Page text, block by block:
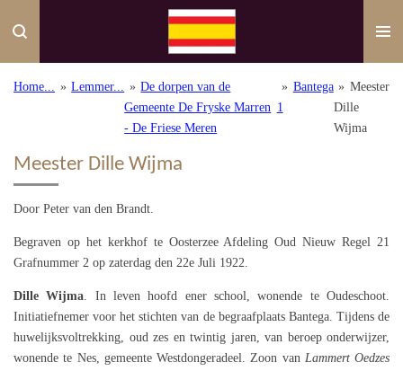
direct
de
Home... » Lemmer... » De dorpen van de
Gemeente De Fryske Marren
- De Friese Meren
» Bantega
1
» Meester
Dille
Wijma
Meester Dille Wijma
Door Peter van den Brandt.
Begraven op het kerkhof te Oosterzee Afdeling Oud Nieuw Regel 21
Grafnummer 2 op zaterdag den 22e Juli 1922.
Dille Wijma. In leven hoofd ener school, wonende te Oudeschoot.
Initiatiefnemer voor het stichten van de begraafplaats Bantega. Tijdens de
huwelijksvoltrekking, oud zes en twintig jaren, van beroep onderwijzer,
wonende te Nes, gemeente Westdongeradeel. Zoon van Lammert Oedzes